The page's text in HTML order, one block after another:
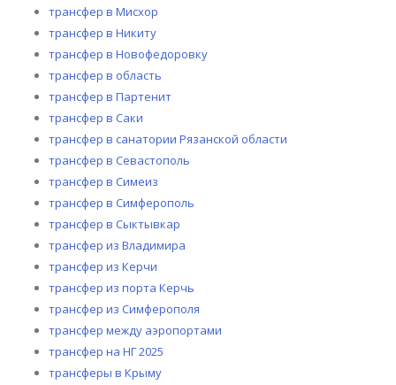
трансфер в Мисхор
трансфер в Никиту
трансфер в Новофедоровку
трансфер в область
трансфер в Партенит
трансфер в Саки
трансфер в санатории Рязанской области
трансфер в Севастополь
трансфер в Симеиз
трансфер в Симферополь
трансфер в Сыктывкар
трансфер из Владимира
трансфер из Керчи
трансфер из порта Керчь
трансфер из Симферополя
трансфер между аэропортами
трансфер на НГ 2025
трансферы в Крыму